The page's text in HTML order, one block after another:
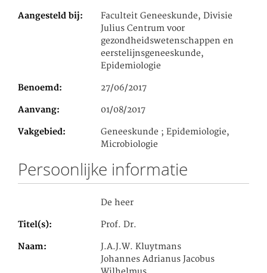
Aangesteld bij
Faculteit Geneeskunde, Divisie
Julius Centrum voor
gezondheidswetenschappen en
eerstelijnsgeneeskunde,
Epidemiologie
Benoemd 27/06/2017
Aanvang 01/08/2017
Vakgebied
Geneeskunde ; Epidemiologie,
Microbiologie
Persoonlijke informatie
De heer
Titel(s) Prof. Dr.
Naam
J.A.J.W. Kluytmans
Johannes Adrianus Jacobus